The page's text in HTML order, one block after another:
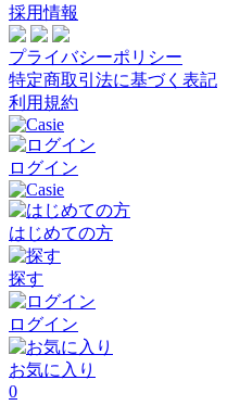
採用情報
プライバシーポリシー
特定商取引法に基づく表記
利用規約
ログイン
はじめての方
探す
ログイン
お気に入り
0